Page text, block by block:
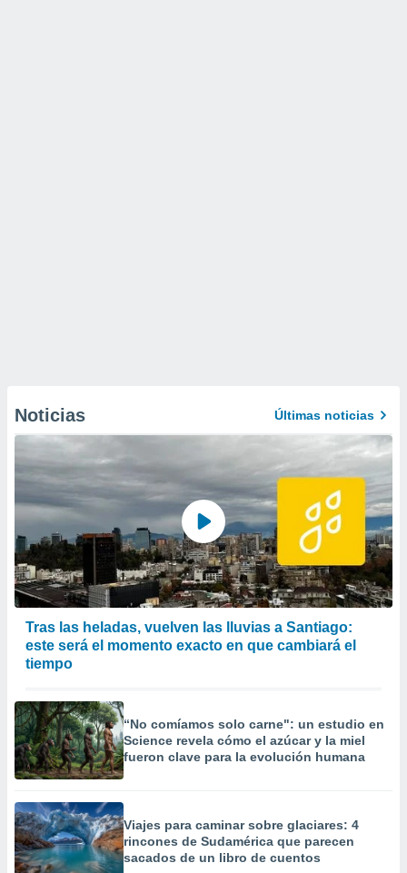
Noticias Últimas noticias
Tras las heladas, vuelven las lluvias a Santiago:
este será el momento exacto en que cambiará el
tiempo
“No comíamos solo carne": un estudio en
Science revela cómo el azúcar y la miel
fueron clave para la evolución humana
Viajes para caminar sobre glaciares: 4
rincones de Sudamérica que parecen
sacados de un libro de cuentos